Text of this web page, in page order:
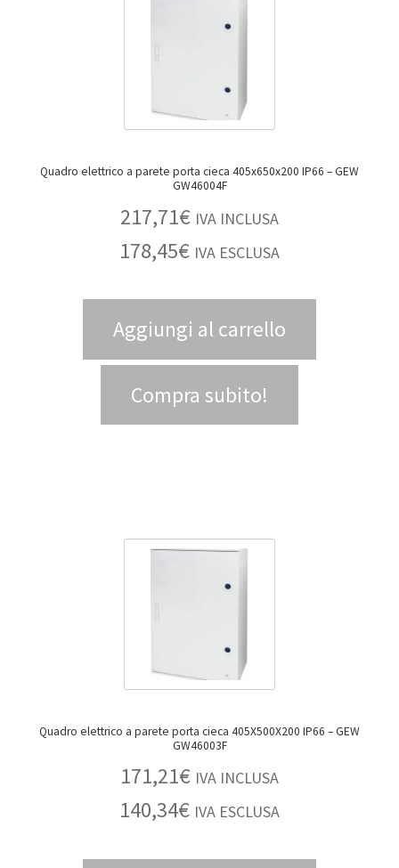
Quadro elettrico a parete porta cieca 405x650x200 IP66 – GEW
GW46004F
217,71€ IVA INCLUSA
178,45€ IVA ESCLUSA
Aggiungi al carrello
Compra subito!
Quadro elettrico a parete porta cieca 405X500X200 IP66 – GEW
GW46003F
171,21€ IVA INCLUSA
140,34€ IVA ESCLUSA